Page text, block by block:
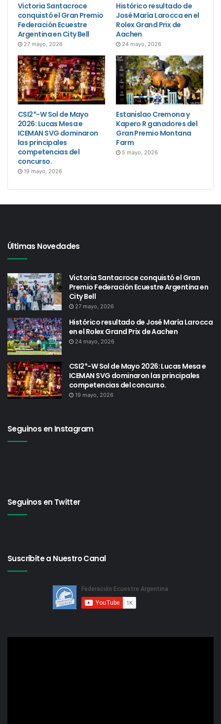
Victoria Santacroce
conquistó el Gran Premio
Federación Ecuestre
Argentina en City Bell
27 mayo, 2026
Histórico resultado de
José María Larocca en el
Rolex Grand Prix de
Aachen
24 mayo, 2026
CSI2*-W Sol de Mayo
2026: Lucas Mesa e
ICEMAN SVG dominaron
las principales
competencias del
concurso.
19 mayo, 2026
Estanislao Cremona y
Kapero R ganadores del
Gran Premio Montana
Farm
5 mayo, 2026
Últimas Novedades
Victoria Santacroce conquistó el Gran
Premio Federación Ecuestre Argentina en
City Bell
27 mayo, 2026
Histórico resultado de José María Larocca
en el Rolex Grand Prix de Aachen
24 mayo, 2026
CSI2*-W Sol de Mayo 2026: Lucas Mesa e
ICEMAN SVG dominaron las principales
competencias del concurso.
19 mayo, 2026
Seguinos en Instagram
Seguinos en Twitter
Suscribite a Nuestro Canal